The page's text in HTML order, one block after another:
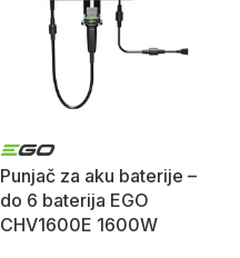
Punjač za aku baterije –
do 6 baterija EGO
CHV1600E 1600W